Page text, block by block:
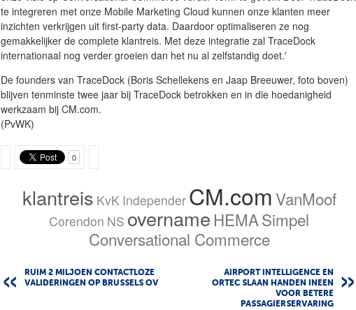
te integreren met onze Mobile Marketing Cloud kunnen onze klanten meer
inzichten verkrijgen uit first-party data. Daardoor optimaliseren ze nog
gemakkelijker de complete klantreis. Met deze integratie zal TraceDock
internationaal nog verder groeien dan het nu al zelfstandig doet.'
De founders van TraceDock (Boris Schellekens en Jaap Breeuwer, foto boven)
blijven tenminste twee jaar bij TraceDock betrokken en in die hoedanigheid
werkzaam bij CM.com.
(PvWK)
0
klantreis KvK Independer CM.comVanMoof
Corendon NS overname HEMASimpel
Conversational Commerce
RUIM 2 MILJOEN CONTACTLOZE
VALIDERINGEN OP BRUSSELS OV
AIRPORT INTELLIGENCE EN
ORTEC SLAAN HANDEN INEEN
VOOR BETERE
PASSAGIERSERVARING